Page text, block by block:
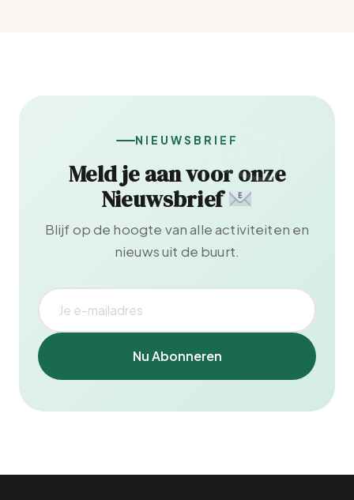
NIEUWSBRIEF
Meld je aan voor onze
Nieuwsbrief
Blijf op de hoogte van alle activiteiten en
nieuws uit de buurt.
Nu Abonneren